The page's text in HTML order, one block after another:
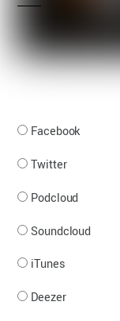
Facebook
Twitter
Podcloud
Soundcloud
iTunes
Deezer